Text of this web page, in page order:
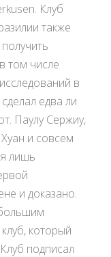
Клуб
также
том числе
в
едва ли
Паулу Сержиу,
и совсем
лишь
и доказано.
который
подписал